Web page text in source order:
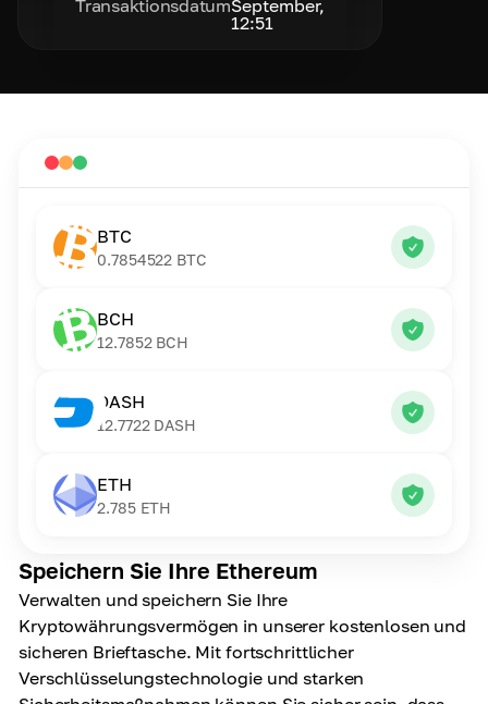
TransaktionsdatumSeptember,
12:51
Speichern Sie Ihre Ethereum
Verwalten und speichern Sie Ihre
Kryptowährungsvermögen in unserer kostenlosen und
sicheren Brieftasche. Mit fortschrittlicher
Verschlüsselungstechnologie und starken
BTC
0.7854522 BTC
BCH
12.7852 BCH
DASH
12.7722 DASH
ETH
2.785 ETH